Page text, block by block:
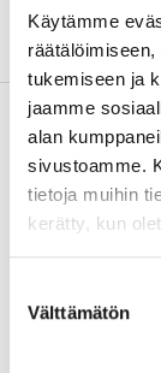
Käytämme
tukemiseen ja
jaamme
alan
sivustoamme.
tietoja muihin
kerätty, kun
valinta
Välttämätön
Tietoa
Osta